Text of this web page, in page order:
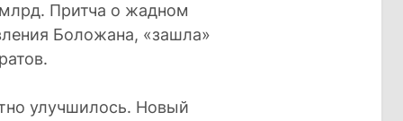
Притча о жадном
Боложана, «зашла»
улучшилось. Новый